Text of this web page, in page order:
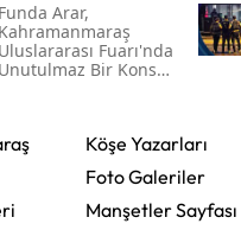
Funda Arar,
Kahramanmaraş
Uluslararası Fuarı'nda
Unutulmaz Bir Konser
Köşe Yazarları
Foto Galeriler
Manşetler Sayfası